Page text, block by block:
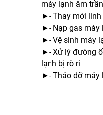
máy lạnh âm trần
►- Thay mới linh
►- Nạp gas máy
►- Vệ sinh máy
►- Xử lý đường
lạnh bị rò rỉ
►- Tháo dỡ máy